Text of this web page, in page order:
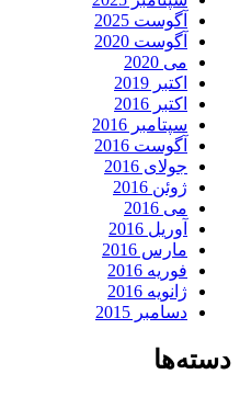
آگوست 2025
آگوست 2020
می 2020
اکتبر 2019
اکتبر 2016
سپتامبر 2016
آگوست 2016
جولای 2016
ژوئن 2016
می 2016
آوریل 2016
مارس 2016
فوریه 2016
ژانویه 2016
دسامبر 2015
دسته‌ها